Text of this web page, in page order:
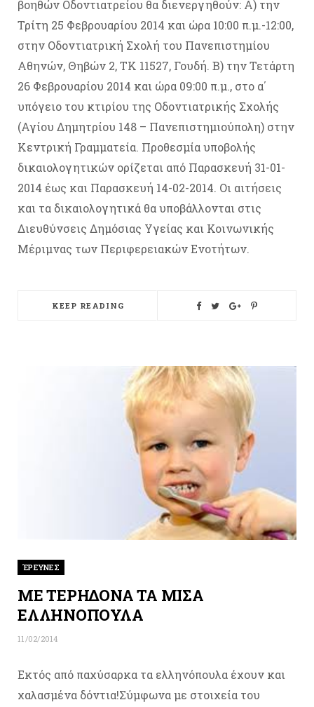
βοηθών Οδοντιατρείου θα διενεργηθούν: Α) την
Τρίτη 25 Φεβρουαρίου 2014 και ώρα 10:00 π.μ.-12:00,
στην Οδοντιατρική Σχολή του Πανεπιστημίου
Αθηνών, Θηβών 2, ΤΚ 11527, Γουδή. Β) την Τετάρτη
26 Φεβρουαρίου 2014 και ώρα 09:00 π.μ., στο α΄
υπόγειο του κτιρίου της Οδοντιατρικής Σχολής
(Αγίου Δημητρίου 148 – Πανεπιστημιούπολη) στην
Κεντρική Γραμματεία. Προθεσμία υποβολής
δικαιολογητικών ορίζεται από Παρασκευή 31-01-
2014 έως και Παρασκευή 14-02-2014. Οι αιτήσεις
και τα δικαιολογητικά θα υποβάλλονται στις
Διευθύνσεις Δημόσιας Υγείας και Κοινωνικής
Μέριμνας των Περιφερειακών Ενοτήτων.
KEEP READING
ΈΡΕΥΝΕΣ
ΜΕ ΤΕΡΗΔΟΝΑ ΤΑ ΜΙΣΑ
ΕΛΛΗΝΟΠΟΥΛΑ
11/02/2014
Εκτός από παχύσαρκα τα ελληνόπουλα έχουν και
χαλασμένα δόντια!Σύμφωνα με στοιχεία του